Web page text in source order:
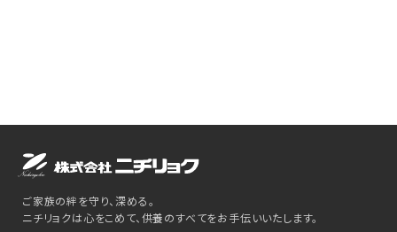
ご家族の絆を守り、深める。
ニチリョクは心をこめて、供養のすべてをお手伝いいたします。